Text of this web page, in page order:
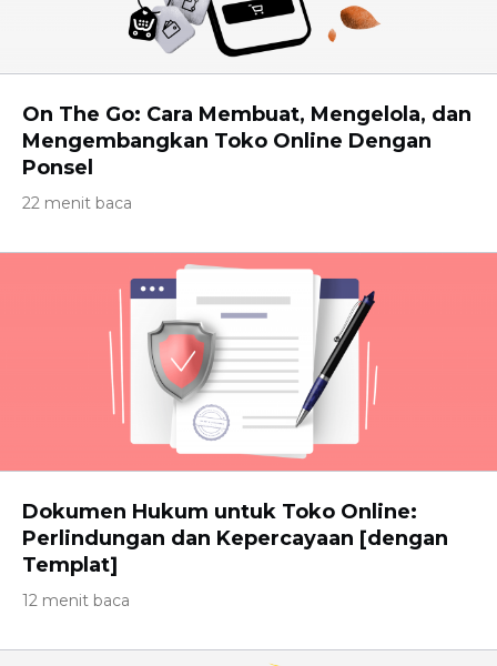
On The Go: Cara Membuat, Mengelola, dan
Mengembangkan Toko Online Dengan
Ponsel
22 menit baca
Dokumen Hukum untuk Toko Online:
Perlindungan dan Kepercayaan [dengan
Templat]
12 menit baca